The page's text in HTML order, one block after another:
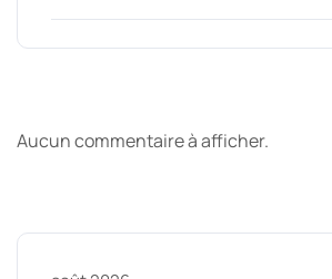
Aucun commentaire à afficher.